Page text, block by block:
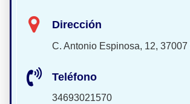
Dirección
C. Antonio Espinosa, 12,
Teléfono
34693021570